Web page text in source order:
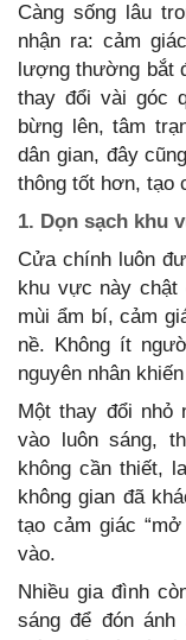
Càng sống lâu
nhận ra: cảm
lượng thường bắt
thay đổi vài góc
bừng lên, tâm
dân gian, đây
thông tốt hơn, tạo
1. Dọn sạch khu
Cửa chính luôn
khu vực này chật
mùi ẩm bí, cảm
nề. Không ít
nguyên nhân
Một thay đổi nhỏ
vào luôn sáng,
không cần thiết,
không gian đã
tạo cảm giác
vào.
Nhiều gia đình
sáng để đón ánh